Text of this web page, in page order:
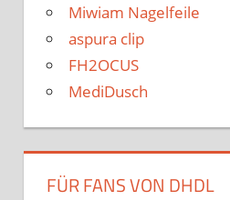
Miwiam Nagelfeile
aspura clip
FH2OCUS
MediDusch
FÜR FANS VON DHDL